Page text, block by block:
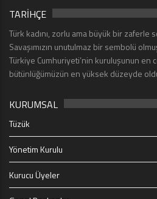
TARİHÇE
Türk kadını, zorlu ama büyük bir zaferle
Savaşımızın unutulmaz bir sembolü
Türkiye Cumhuriyeti’nin kuruluşunun en
bütünlüğümüzün en yüksek düzeyde
KURUMSAL
Tüzük
Yönetim Kurulu
Kurucu Üyeler